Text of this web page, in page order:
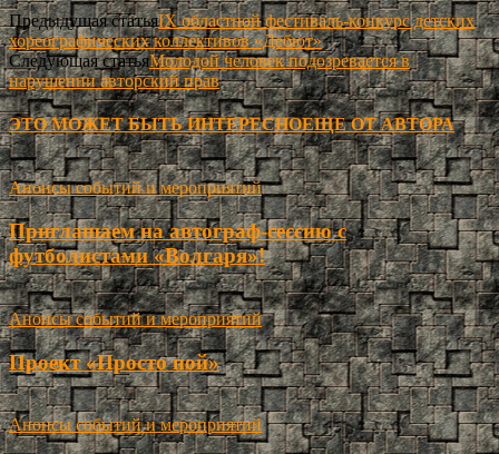
Предыдущая статьяIX областной фестиваль-конкурс детских
хореографических коллективов «Дебют»
Следующая статьяМолодой человек подозревается в
нарушении авторский прав
ЭТО МОЖЕТ БЫТЬ ИНТЕРЕСНОЕЩЕ ОТ АВТОРА
Анонсы событий и мероприятий
Приглашаем на автограф-сессию с
футболистами «Волгаря»!
Анонсы событий и мероприятий
Проект «Просто пой»
Анонсы событий и мероприятий